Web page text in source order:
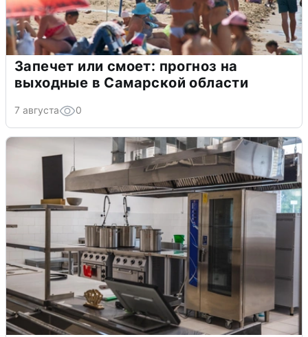
Запечет или смоет: прогноз на
выходные в Самарской области
7 августа 0